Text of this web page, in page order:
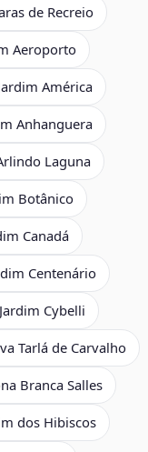
de Recreio
Aeroporto
América
Anhanguera
Laguna
Botânico
Canadá
Centenário
Jardim Cybelli
Tarlá de Carvalho
Branca Salles
dos Hibiscos